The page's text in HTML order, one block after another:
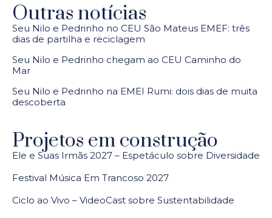
Outras notícias
Seu Nilo e Pedrinho no CEU São Mateus EMEF: três
dias de partilha e reciclagem
Seu Nilo e Pedrinho chegam ao CEU Caminho do
Mar
Seu Nilo e Pedrinho na EMEI Rumi: dois dias de muita
descoberta
Projetos em construção
Ele e Suas Irmãs 2027 – Espetáculo sobre Diversidade
Festival Música Em Trancoso 2027
Ciclo ao Vivo – VideoCast sobre Sustentabilidade